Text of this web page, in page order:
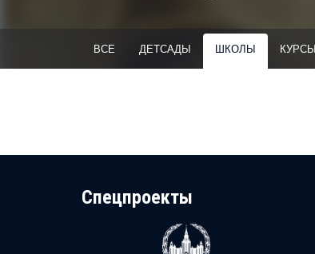
ВСЕ ДЕТСАДЫ ШКОЛЫ
Cпецпроекты